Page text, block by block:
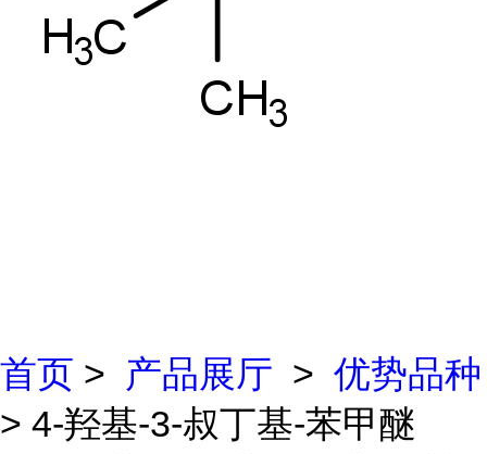
首页 > 产品展厅 > 优势品种
> 4-羟基-3-叔丁基-苯甲醚